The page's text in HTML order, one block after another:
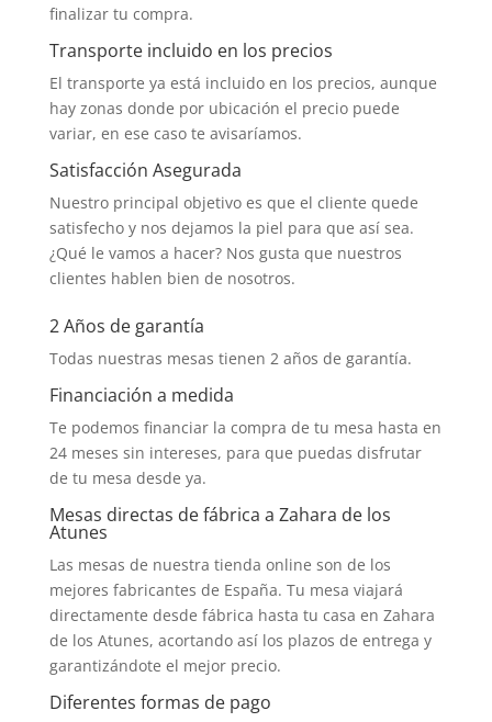
finalizar tu compra.
Transporte incluido en los precios
El transporte ya está incluido en los precios, aunque
hay zonas donde por ubicación el precio puede
variar, en ese caso te avisaríamos.
Satisfacción Asegurada
Nuestro principal objetivo es que el cliente quede
satisfecho y nos dejamos la piel para que así sea.
¿Qué le vamos a hacer? Nos gusta que nuestros
clientes hablen bien de nosotros.
2 Años de garantía
Todas nuestras mesas tienen 2 años de garantía.
Financiación a medida
Te podemos financiar la compra de tu mesa hasta en
24 meses sin intereses, para que puedas disfrutar
de tu mesa desde ya.
Mesas directas de fábrica a Zahara de los
Atunes
Las mesas de nuestra tienda online son de los
mejores fabricantes de España. Tu mesa viajará
directamente desde fábrica hasta tu casa en Zahara
de los Atunes, acortando así los plazos de entrega y
garantizándote el mejor precio.
Diferentes formas de pago